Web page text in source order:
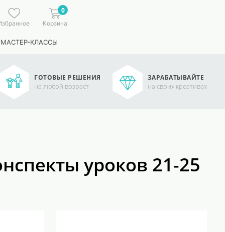
0
Корзина
КЛАССЫ
ГОТОВЫЕ РЕШЕНИЯ
на любой возраст
ЗАРАБАТЫВАЙТЕ
на своих креативах
уроков 21-25